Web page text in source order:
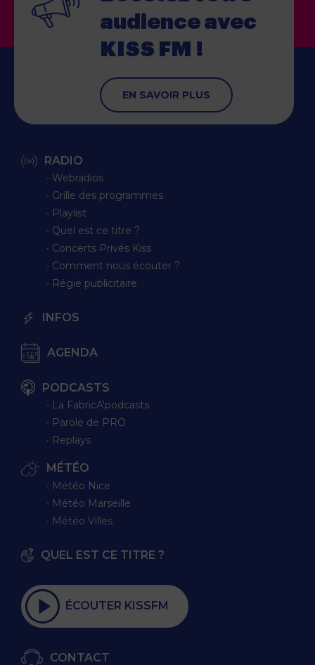
audience avec
KISS FM !
EN SAVOIR PLUS
RADIO
∙ Webradios
∙ Grille des programmes
∙ Playlist
∙ Quel est ce titre ?
∙ Concerts Privés Kiss
∙ Comment nous écouter ?
∙ Régie publicitaire
INFOS
AGENDA
PODCASTS
∙ La FabricA'podcasts
∙ Parole de PRO
∙ Replays
MÉTÉO
∙ Météo Nice
∙ Météo Marseille
∙ Météo Villes
QUEL EST CE TITRE ?
ÉCOUTER KISSFM
CONTACT